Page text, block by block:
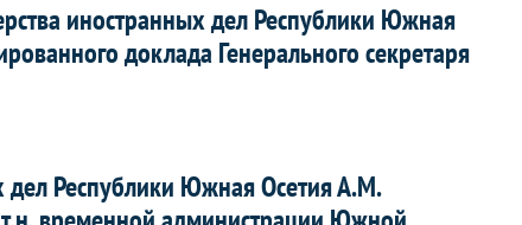
иностранных дел Республики Южная
доклада Генерального секретаря
Республики Южная Осетия А.М.